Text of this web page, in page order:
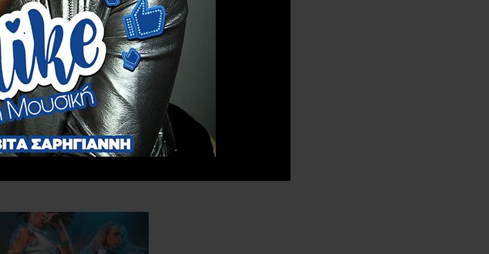
μιας ολόκληρης
νέο ήχο:
από τον Μιχάλη
παρουσιάζει το νέο του
μία ξεχωριστή
τραγούδια της
μέσα